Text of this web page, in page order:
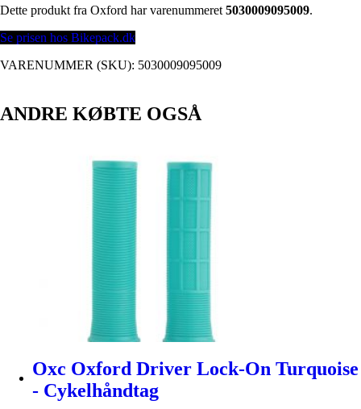
Dette produkt fra Oxford har varenummeret 5030009095009.
Se prisen hos Bikepack.dk
VARENUMMER (SKU): 5030009095009
ANDRE KØBTE OGSÅ
Oxc Oxford Driver Lock-On Turquoise
- Cykelhåndtag